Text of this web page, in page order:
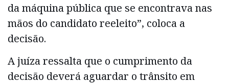
da máquina pública que se encontrava nas
mãos do candidato reeleito”, coloca a
decisão.
A juíza ressalta que o cumprimento da
decisão deverá aguardar o trânsito em